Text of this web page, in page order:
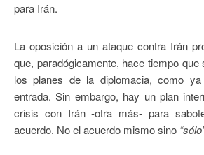
para Irán.
La oposición a un ataque contra Irán
que, paradógicamente, hace tiempo que
los planes de la diplomacia, como
entrada. Sin embargo, hay un plan
crisis con Irán -otra más- para
acuerdo. No el acuerdo mismo sino